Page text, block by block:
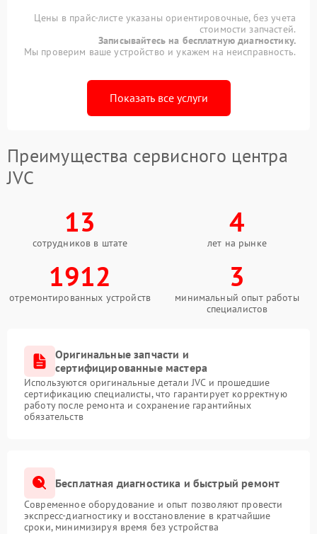
Цены в прайс-листе указаны ориентировочные, без учета
стоимости запчастей.
Записывайтесь на бесплатную диагностику.
Мы проверим ваше устройство и укажем на неисправность.
Показать все услуги
Преимущества сервисного центра
JVC
13
сотрудников в штате
4
лет на рынке
1912
отремонтированных устройств
3
минимальный опыт работы
специалистов
Оригинальные запчасти и
сертифицированные мастера
Используются оригинальные детали JVC и прошедшие
сертификацию специалисты, что гарантирует корректную
работу после ремонта и сохранение гарантийных
обязательств
Бесплатная диагностика и быстрый ремонт
Современное оборудование и опыт позволяют провести
экспресс-диагностику и восстановление в кратчайшие
сроки, минимизируя время без устройства